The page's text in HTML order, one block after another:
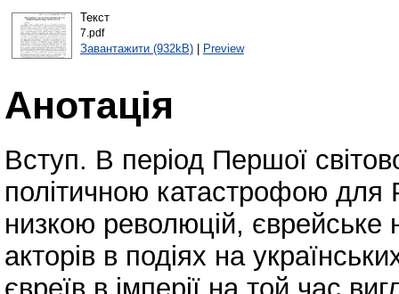
Текст
7.pdf
Завантажити (932kB)| Preview
Анотація
Вступ. В період Першої
політичною катастрофою для
низкою революцій,
акторів в подіях на